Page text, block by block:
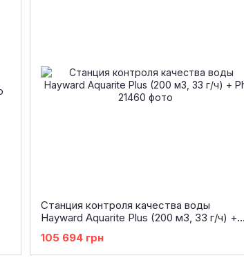
Станция контроля качества воды
Hayward Aquarite Plus (200 м3, 33 г/ч) +
105 694 грн